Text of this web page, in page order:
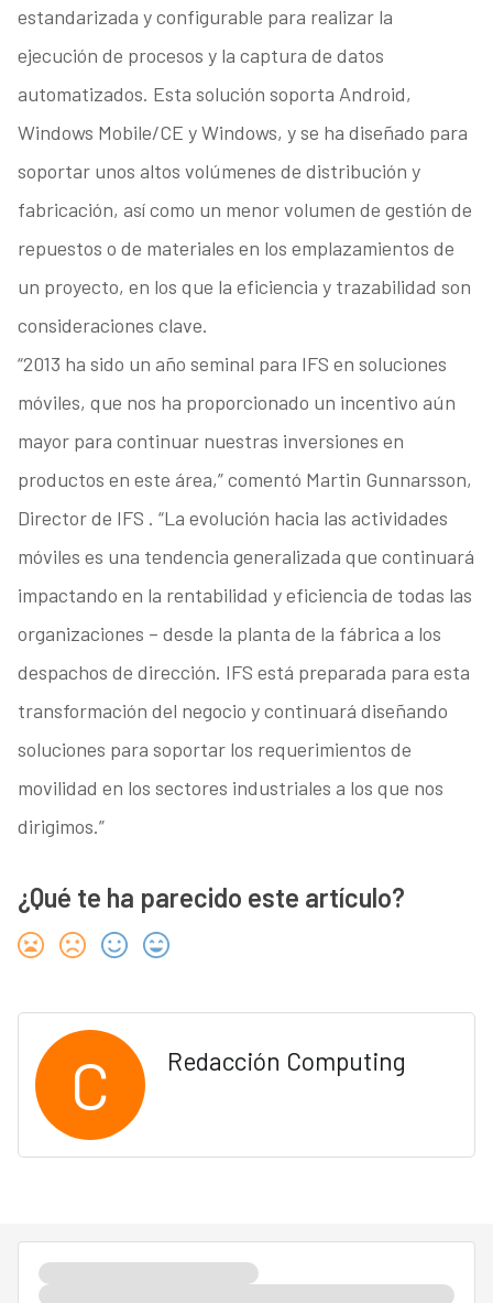
estandarizada y configurable para realizar la
ejecución de procesos y la captura de datos
automatizados. Esta solución soporta Android,
Windows Mobile/CE y Windows, y se ha diseñado para
soportar unos altos volúmenes de distribución y
fabricación, así como un menor volumen de gestión de
repuestos o de materiales en los emplazamientos de
un proyecto, en los que la eficiencia y trazabilidad son
consideraciones clave.
“2013 ha sido un año seminal para IFS en soluciones
móviles, que nos ha proporcionado un incentivo aún
mayor para continuar nuestras inversiones en
productos en este área,” comentó Martin Gunnarsson,
Director de IFS . “La evolución hacia las actividades
móviles es una tendencia generalizada que continuará
impactando en la rentabilidad y eficiencia de todas las
organizaciones – desde la planta de la fábrica a los
despachos de dirección. IFS está preparada para esta
transformación del negocio y continuará diseñando
soluciones para soportar los requerimientos de
movilidad en los sectores industriales a los que nos
dirigimos.”
¿Qué te ha parecido este artículo?
C Redacción Computing